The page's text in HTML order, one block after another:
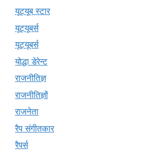
यूट्यूब स्टार
यूट्यूबर्स
यूट्‍यूबर्स
योद्धा डेरेन्ट
राजनीतिज्ञ
राजनीतिज्ञों
राजनेता
रैप संगीतकार
रैपर्स